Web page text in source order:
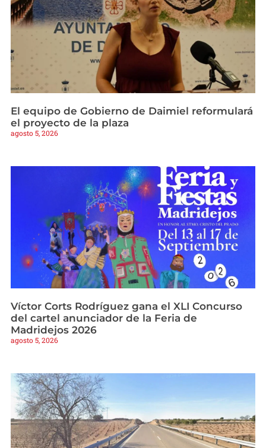
El equipo de Gobierno de Daimiel reformulará
el proyecto de la plaza
agosto 5, 2026
Víctor Corts Rodríguez gana el XLI Concurso
del cartel anunciador de la Feria de
Madridejos 2026
agosto 5, 2026